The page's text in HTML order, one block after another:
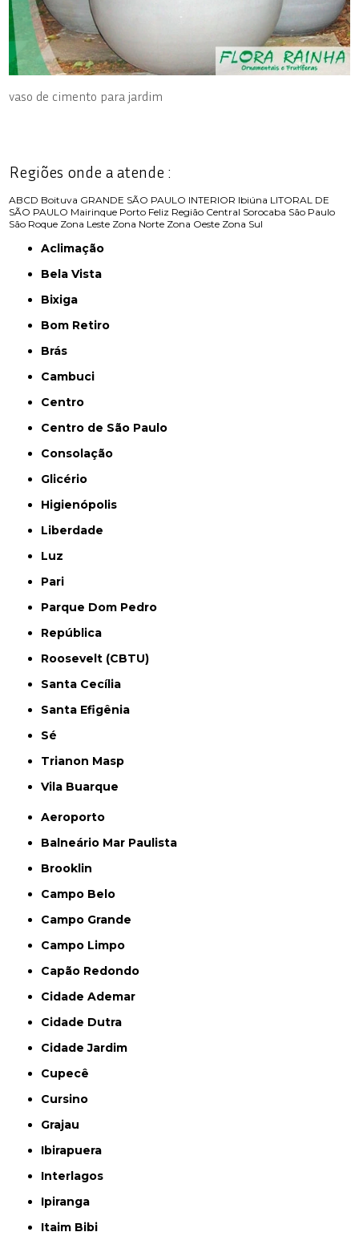
vaso de cimento para jardim
Regiões onde a atende :
ABCD Boituva GRANDE SÃO PAULO INTERIOR Ibiúna LITORAL DE
SÃO PAULO Mairinque Porto Feliz Região Central Sorocaba São Paulo
São Roque Zona Leste Zona Norte Zona Oeste Zona Sul
Aclimação
Bela Vista
Bixiga
Bom Retiro
Brás
Cambuci
Centro
Centro de São Paulo
Consolação
Glicério
Higienópolis
Liberdade
Luz
Pari
Parque Dom Pedro
República
Roosevelt (CBTU)
Santa Cecília
Santa Efigênia
Sé
Trianon Masp
Vila Buarque
Aeroporto
Balneário Mar Paulista
Brooklin
Campo Belo
Campo Grande
Campo Limpo
Capão Redondo
Cidade Ademar
Cidade Dutra
Cidade Jardim
Cupecê
Cursino
Grajau
Ibirapuera
Interlagos
Ipiranga
Itaim Bibi